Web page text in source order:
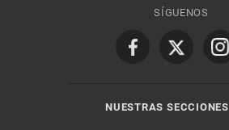
SÍGUENOS
NUESTRAS SECCIONES